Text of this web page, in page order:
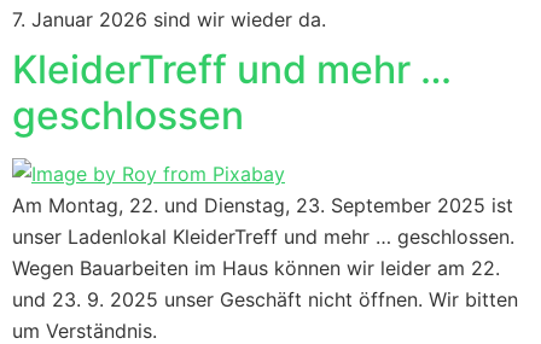
7. Januar 2026 sind wir wieder da.
KleiderTreff und mehr …
geschlossen
Am Montag, 22. und Dienstag, 23. September 2025 ist
unser Ladenlokal KleiderTreff und mehr … geschlossen.
Wegen Bauarbeiten im Haus können wir leider am 22.
und 23. 9. 2025 unser Geschäft nicht öffnen. Wir bitten
um Verständnis.